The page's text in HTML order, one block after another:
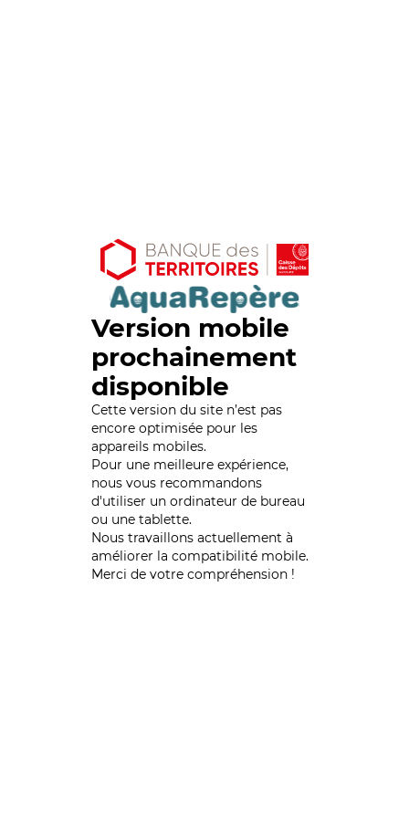
Version mobile
prochainement
disponible
Cette version du site n’est pas
encore optimisée pour les
appareils mobiles.
Pour une meilleure expérience,
nous vous recommandons
d'utiliser un ordinateur de bureau
ou une tablette.
Nous travaillons actuellement à
améliorer la compatibilité mobile.
Merci de votre compréhension !